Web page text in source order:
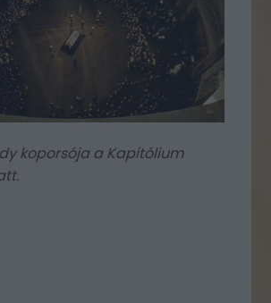
koporsója a Kapitólium